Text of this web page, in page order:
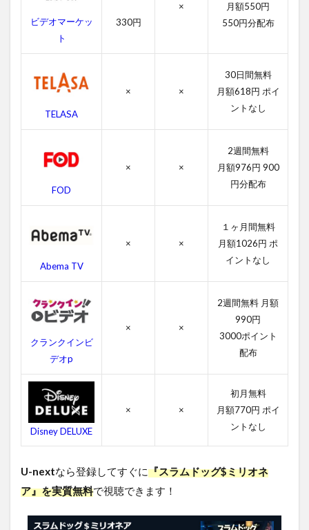
ネ
リ
オ
ア
の
品
情
4.1
ムド
ッグ
$ミリ
オネ
アの
感想
4.2
スラ
ッグ
$ミリ
ビデオマーケッ
ト
330円
×
月額550円
550円分配布
TELASA
× ×
30日間無料
月額618円 ポイ
ントなし
FOD
× ×
2週間無料
月額976円 900
円分配布
Abema TV
× ×
１ヶ月間無料
月額1026円 ポ
イントなし
クランクインビ
デオp
× ×
2週間無料 月額
990円
3000ポイント
配布
Disney DELUXE
× ×
初月無料
月額770円 ポイ
ントなし
U-nextなら登録してすぐに『スラムドッグ$ミリオネ
ア』を実質無料で視聴できます！